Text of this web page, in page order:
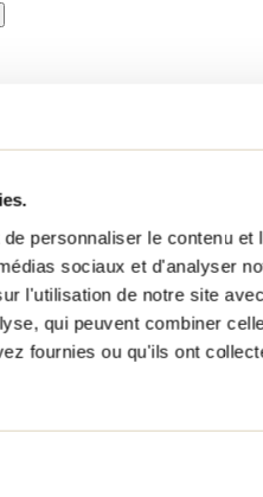
personnaliser le contenu
sociaux et d'analyser
l'utilisation de notre site
qui peuvent combiner
fournies ou qu'ils ont
DE